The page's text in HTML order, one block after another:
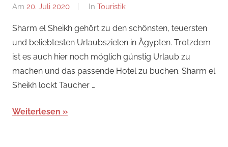
Am 20. Juli 2020
Von
In Touristik
Sharm el Sheikh gehört zu den schönsten, teuersten
und beliebtesten Urlaubszielen in Ägypten. Trotzdem
ist es auch hier noch möglich günstig Urlaub zu
machen und das passende Hotel zu buchen. Sharm el
Sheikh lockt Taucher …
Weiterlesen